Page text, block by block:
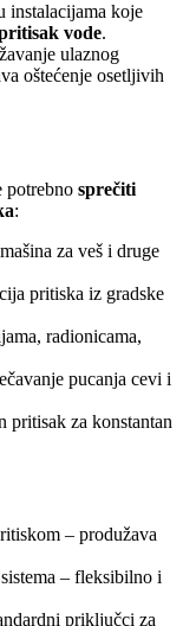
instalacijama koje
vode.
ulaznog
oštećenje osetljivih
potrebno sprečiti
:
za veš i druge
pritiska iz gradske
radionicama,
pucanja cevi i
pritisak za konstantan
– produžava
– fleksibilno i
priključci za